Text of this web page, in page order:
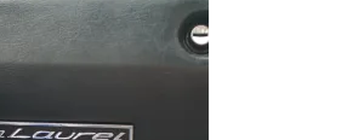
ドイツ車